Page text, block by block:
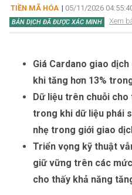
TIỀN MÃ HÓA | 05/11/2026
BẢN DỊCH ĐÃ ĐƯỢC XÁC MINH Xem
Giá Cardano giao
khi tăng hơn 13%
Dữ liệu trên chuỗi
trong khi dữ liệu phái
nhẹ trong giới giao
Triển vọng kỹ thuật
giữ vững trên các
cho thấy khả năng